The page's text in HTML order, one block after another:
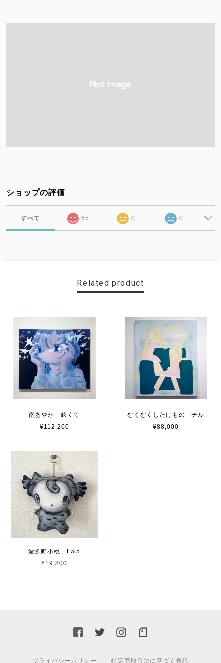
ショップの評価
すべて 65 0 0
Related product
南あやか 眩くて
¥112,200
むくむくしたけもの チル
¥88,000
波多野小桃 Lala
¥19,800
プライバシーポリシー 特定商取引法に基づく表記